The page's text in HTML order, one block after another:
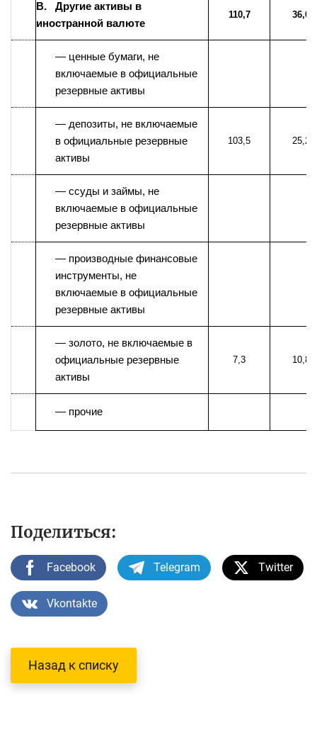
B. Другие активы в
иностранной валюте
110,7 36,0
— ценные бумаги, не
включаемые в официальные
резервные активы
— депозиты, не включаемые
в официальные резервные
активы
103,5 25,2
— ссуды и займы, не
включаемые в официальные
резервные активы
— производные финансовые
инструменты, не
включаемые в официальные
резервные активы
— золото, не включаемые в
официальные резервные
активы
7,3 10,8
— прочие
Поделиться:
Facebook Telegram Twitter
Vkontakte
Назад к списку